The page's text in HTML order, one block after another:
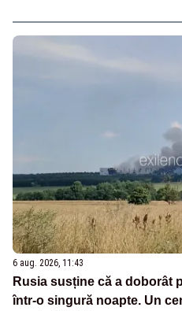
6 aug. 2026, 11:43
Rusia susține că a doborât
într-o singură noapte. Un